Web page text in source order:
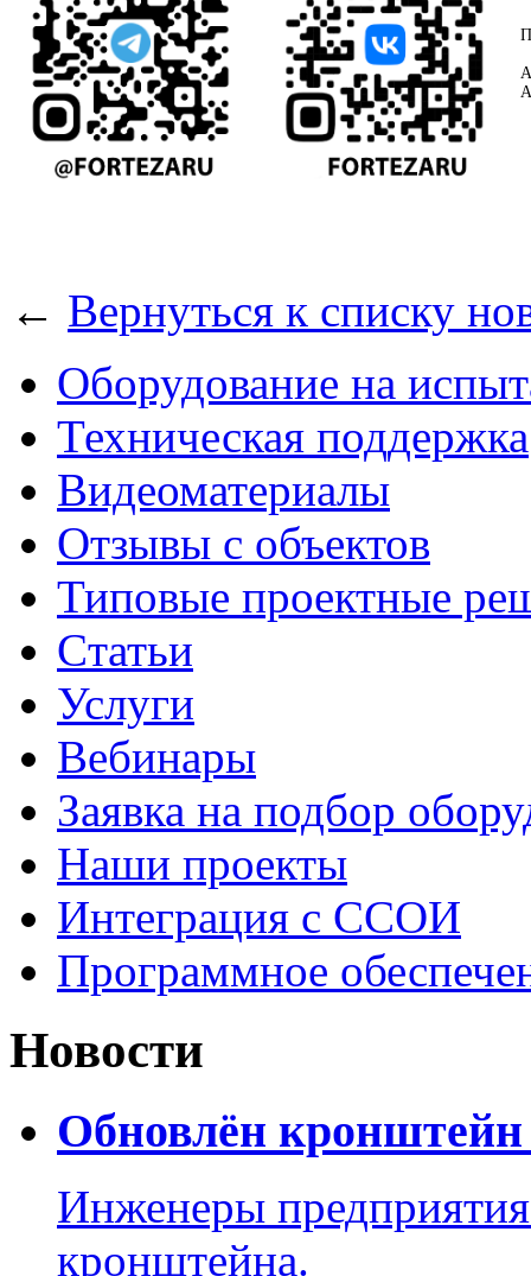
← Вернуться к списку
Оборудование на
Техническая поддержка
Видеоматериалы
Отзывы с объектов
Типовые проектные
Cтатьи
Услуги
Вебинары
Заявка на подбор
Наши проекты
Интеграция с ССОИ
Программное
Новости
Обновлён
Инженеры
кронштейна.